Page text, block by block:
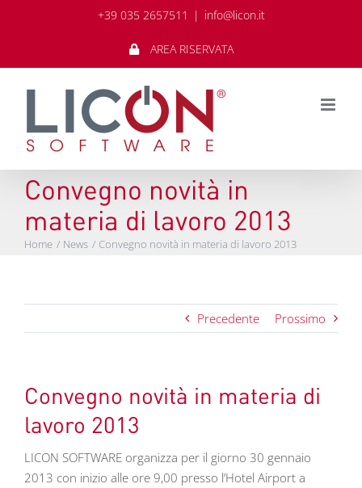
+39 035 2657511 | info@licon.it
AREA RISERVATA
Convegno novità in
materia di lavoro 2013
Home News Convegno novità in materia di lavoro 2013
Precedente Prossimo
Convegno novità in materia di
lavoro 2013
LICON SOFTWARE organizza per il giorno 30 gennaio
2013 con inizio alle ore 9,00 presso l’Hotel Airport a